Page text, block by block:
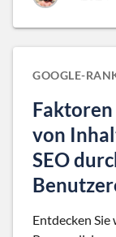
GOOGLE-
von
SEO
Entdecken